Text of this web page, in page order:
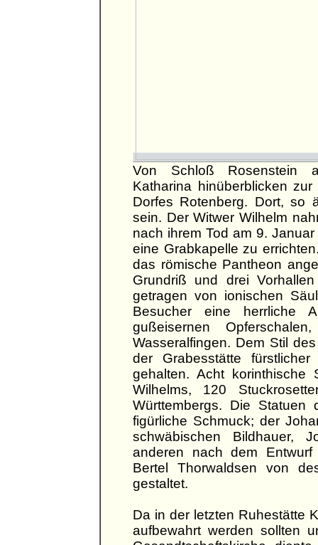
Von Schloß Rosenstein
Katharina hinüberblicken
Dorfes Rotenberg. Dort, so
sein. Der Witwer Wilhelm
nach ihrem Tod am 9.
eine Grabkapelle zu
das römische Pantheon
Grundriß und drei
getragen von ionischen
Besucher eine herrliche
gußeisernen
Wasseralfingen. Dem Stil
der Grabesstätte
gehalten. Acht korinthische
Wilhelms, 120
Württembergs. Die
figürliche Schmuck; der
schwäbischen Bildhauer,
anderen nach dem
Bertel Thorwaldsen von
gestaltet.
Da in der letzten Ruhestätte
aufbewahrt werden sollten